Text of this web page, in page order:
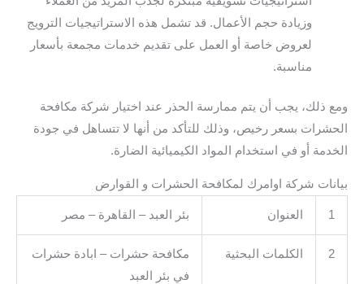
وزيادة حجم الأعمال. قد تشمل هذه الاستراتيجيات الترويج
لعروض خاصة أو العمل على تقديم خدمات مجمعة بأسعار
مناسبة.
ومع ذلك، يجب أن يتم ممارسة الحذر عند اختيار شركة مكافحة
الحشرات بسعر رخيص، وذلك للتأكد من أنها لا تتساهل في جودة
الخدمة أو في استخدام المواد الكيميائية الضارة.
بيانات شركة اوامرك لمكافحة الحشرات و القوارض
1 العنوان بئر العبد – القاهرة – مصر
2 الكلمات البحثية
مكافحة حشرات – ابادة حشرات
في بئر العبد